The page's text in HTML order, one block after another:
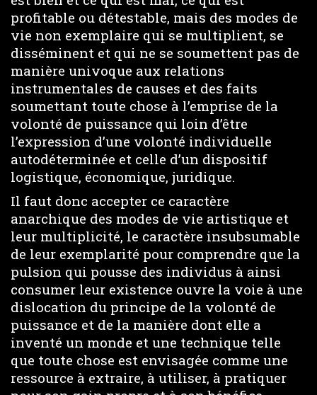
profitable ou détestable, mais des modes de
vie non exemplaire qui se multiplient, se
disséminent et qui ne se soumettent pas de
manière univoque aux relations
instrumentales de causes et des faits
soumettant toute chose à l’emprise de la
volonté de puissance qui loin d’être
l’expression d’une volonté individuelle
autodéterminée et celle d’un dispositif
logistique, économique, juridique.
Il faut donc accepter ce caractère
anarchique des modes de vie artistique et
leur multiplicité, le caractère insubsumable
de leur exemplarité pour comprendre que la
pulsion qui pousse des individus à ainsi
consumer leur existence ouvre la voie à une
dislocation du principe de la volonté de
puissance et de la manière dont elle a
inventé un monde et une technique telle
que toute chose est envisagée comme une
ressource à extraire, à utiliser, à pratiquer